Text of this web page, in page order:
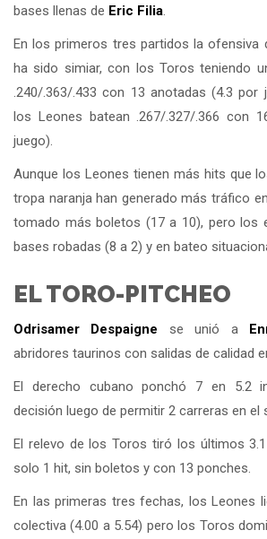
bases llenas de Eric Filia.
En los primeros tres partidos la ofensiva
ha sido simiar, con los Toros teniendo
.240/.363/.433 con 13 anotadas (4.3 por
los Leones batean .267/.327/.366 con
juego).
Aunque los Leones tienen más hits que
tropa naranja han generado más tráfico
tomado más boletos (17 a 10), pero los
bases robadas (8 a 2) y en bateo
EL TORO-PITCHEO
Odrisamer Despaigne se unió a
abridores taurinos con salidas de calidad
El derecho cubano ponchó 7 en 5.2
decisión luego de permitir 2 carreras en el
El relevo de los Toros tiró los últimos
solo 1 hit, sin boletos y con 13 ponches.
En las primeras tres fechas, los Leones
colectiva (4.00 a 5.54) pero los Toros